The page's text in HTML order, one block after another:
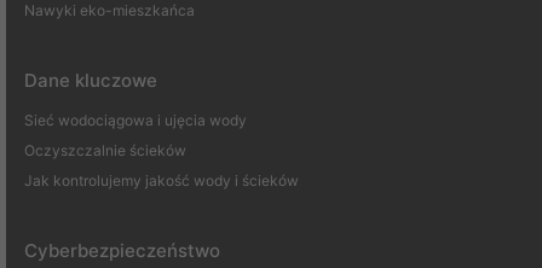
Nawyki eko-mieszkańca
Dane kluczowe
Sieć wodociągowa i ujęcia wody
Oczyszczalnie ścieków
Jak kontrolujemy jakość wody i ścieków
Cyberbezpieczeństwo